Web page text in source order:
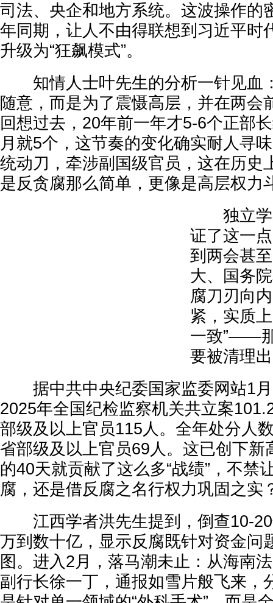
司法、央企和地方系统。这波操作的
年同期，让人不由得联想到习近平时
升级为“狂飙模式”。
知情人士叶先生的分析一针见血
随意，而是为了震慑高层，并在两会
回想过去，20年前一年才5-6个正部
月就5个，这节奏的变化确实耐人寻
统动刀，牵涉副国级官员，这在历史
是反贪腐那么简单，更像是高层权力
独立学
证了这一
到两会甚
大、国务
腐刀刃向
紧，实质
一致”——
要被清理
据中共中央纪委国家监委网站1月
2025年全国纪检监察机关共立案
部级及以上官员115人。全年处分人
省部级及以上官员69人。这已创下新
的40天就贡献了这么多“战绩”，不禁
腐，还是借反腐之名行权力巩固之实
江西学者洪先生提到，倒查10-20
万到数十亿，显示反腐既针对资金问
图。进入2月，落马潮未止：从海南
副行长徐一丁，通报如雪片般飞来，